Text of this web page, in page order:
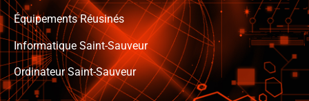
Équipements Réusinés
Informatique Saint-Sauveur
Ordinateur Saint-Sauveur